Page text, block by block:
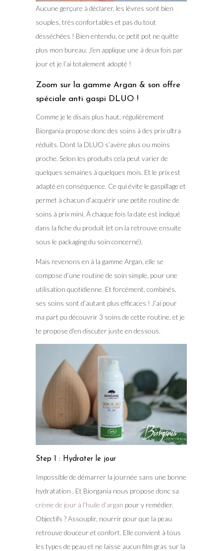
Aucune gerçure à déclarer, les lèvres sont bien
souples, très confortables et pas du tout
desséchées ! Bien entendu, ce petit pot ne quitte
plus mon bureau. J’en applique une à deux fois par
jour et je l’ai totalement adopté !
Zoom sur la gamme Argan & son offre
spéciale anti gaspi DLUO !
Comme je le disais plus haut, régulièrement
Biorgania propose donc des soins à des prix ultra
réduits. Dont la DLUO s’avère plus ou moins
proche. Selon les produits cela peut varier de
quelques semaines à quelques mois. Et le prix est
adapté en conséquence. Ce qui évite le gaspillage et
permet à chacun d’acquérir une petite routine de
soins à prix mini. À chaque fois la date est indiqué
dans la fiche du produit (et on la retrouve ensuite
sous le packaging du soin concerné).
Mais revenons en à la gamme Argan, elle se
compose d’une routine de soin simple, pour une
utilisation quotidienne. Et forcément, combinés,
ses soins sont d’autant plus efficaces ! J’ai pour
ma part pu découvrir 3 soins de cette routine, et je
te propose d’en discuter juste en dessous.
Step 1 : Hydrater le jour
Impossible de démarrer la journée sans une bonne
hydratation . Et Biorgania nous propose donc sa
crème de jour à l’huile d’argan pour y remédier.
Objectifs ? Assouplir, nourrir pour que la peau
retrouve douceur et confort. Elle convient à tous
les types de peau et ne laisse aucun film gras sur la